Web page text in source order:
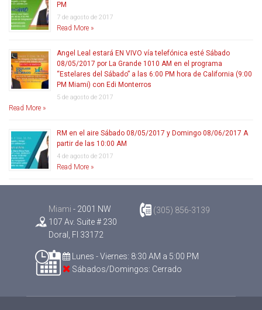
PM
7 de agosto de 2017
Read More »
Angel Leal estará EN VIVO vía telefónica esté Sábado
08/05/2017 por La Grande 1010 AM en el programa
“Estelares del Sábado” a las 6:00 PM hora de California (9:00
PM Miami) con Edi Monterros
5 de agosto de 2017
Read More »
RM en el aire Sábado 08/05/2017 y Domingo 08/06/2017 A
partir de las 10:00 AM
4 de agosto de 2017
Read More »
Miami - 2001 NW
107 Av. Suite # 230
Doral, Fl 33172
(305) 856-3139
Lunes - Viernes: 8:30 AM a 5:00 PM
Sábados/Domingos: Cerrado